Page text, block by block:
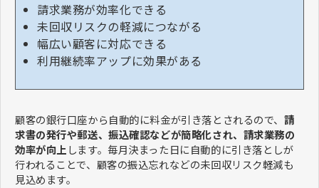
請求業務が効率化できる
未回収リスクの軽減につながる
幅広い顧客に対応できる
利用継続率アップに効果がある
顧客の銀行口座から自動的に料金が引き落とされるので、 請
求書の発行や郵送、振込確認などが簡略化され、請求業務の
効率が向上します。毎月決まった日に自動的に引き落としが
行われることで、顧客の振込忘れなどの未回収リスク軽減も
見込めます。